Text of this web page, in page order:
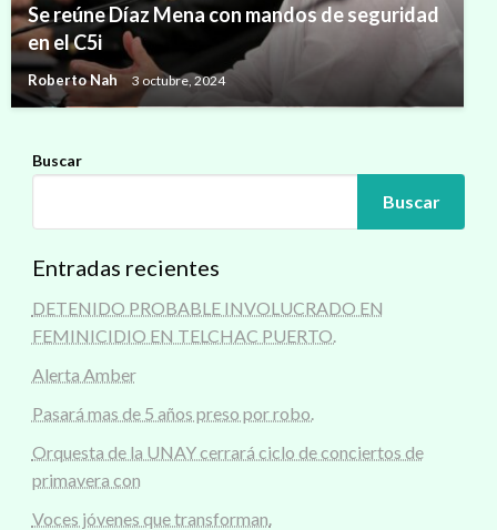
Se reúne Díaz Mena con mandos de seguridad
en el C5i
Roberto Nah 3 octubre, 2024
Buscar
Buscar
Entradas recientes
DETENIDO PROBABLE INVOLUCRADO EN
FEMINICIDIO EN TELCHAC PUERTO.
Alerta Amber
Pasará mas de 5 años preso por robo.
Orquesta de la UNAY cerrará ciclo de conciertos de
primavera con
Voces jóvenes que transforman.